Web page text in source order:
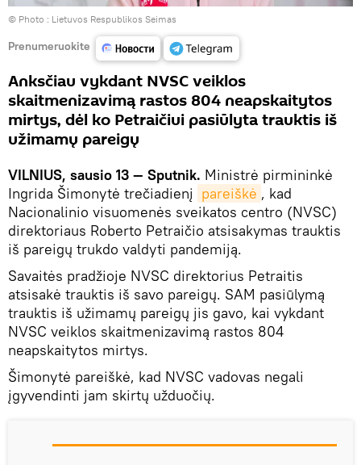
© Photo : Lietuvos Respublikos Seimas
Prenumeruokite
Anksčiau vykdant NVSC veiklos
skaitmenizavimą rastos 804 neapskaitytos
mirtys, dėl ko Petraičiui pasiūlyta trauktis iš
užimamų pareigų
VILNIUS, sausio 13 — Sputnik. Ministrė pirmininkė
Ingrida Šimonytė trečiadienį pareiškė , kad
Nacionalinio visuomenės sveikatos centro (NVSC)
direktoriaus Roberto Petraičio atsisakymas trauktis
iš pareigų trukdo valdyti pandemiją.
Savaitės pradžioje NVSC direktorius Petraitis
atsisakė trauktis iš savo pareigų. SAM pasiūlymą
trauktis iš užimamų pareigų jis gavo, kai vykdant
NVSC veiklos skaitmenizavimą rastos 804
neapskaitytos mirtys.
Šimonytė pareiškė, kad NVSC vadovas negali
įgyvendinti jam skirtų užduočių.